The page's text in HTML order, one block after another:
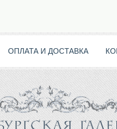
ОПЛАТА И ДОСТАВКА